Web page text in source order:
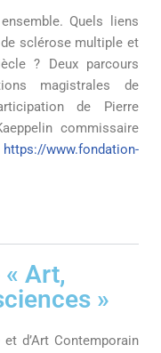
Quels liens
sclérose multiple et
? Deux parcours
magistrales de
de Pierre
commissaire
https://www.fondation-
Art,
»
d’Art Contemporain